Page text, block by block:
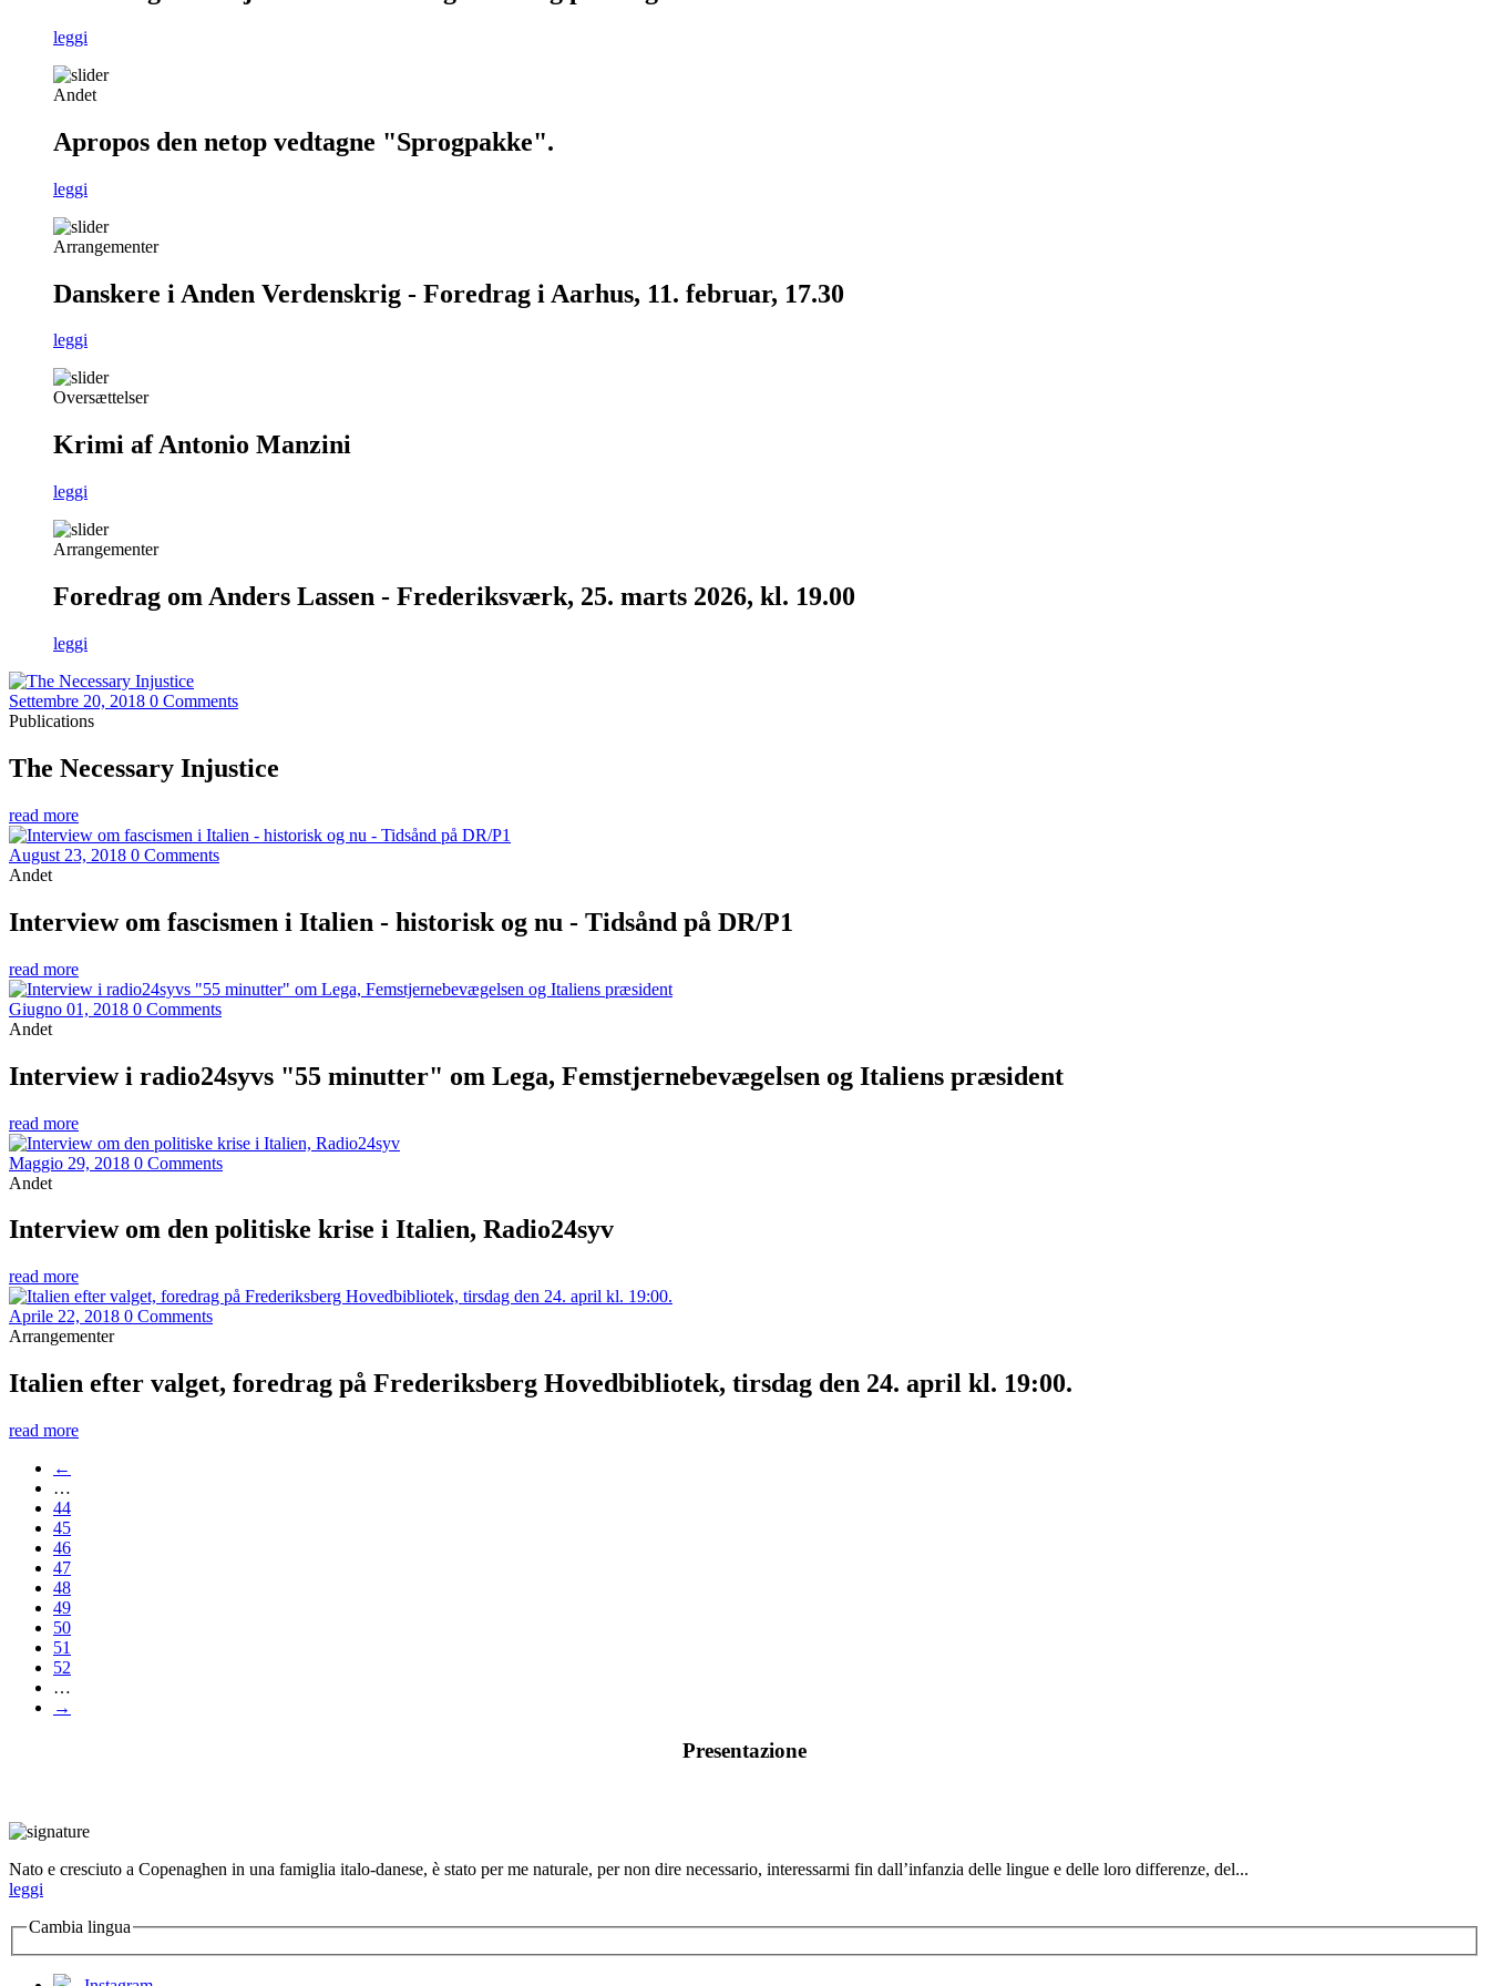
leggi
Andet
Apropos den netop vedtagne "Sprogpakke".
leggi
Arrangementer
Danskere i Anden Verdenskrig - Foredrag i Aarhus, 11. februar, 17.30
leggi
Oversættelser
Krimi af Antonio Manzini
leggi
Arrangementer
Foredrag om Anders Lassen - Frederiksværk, 25. marts 2026, kl. 19.00
leggi
Settembre 20, 2018 0 Comments
Publications
The Necessary Injustice
read more
August 23, 2018 0 Comments
Andet
Interview om fascismen i Italien - historisk og nu - Tidsånd på DR/P1
read more
Giugno 01, 2018 0 Comments
Andet
Interview i radio24syvs "55 minutter" om Lega, Femstjernebevægelsen og Italiens præsident
read more
Maggio 29, 2018 0 Comments
Andet
Interview om den politiske krise i Italien, Radio24syv
read more
Aprile 22, 2018 0 Comments
Arrangementer
Italien efter valget, foredrag på Frederiksberg Hovedbibliotek, tirsdag den 24. april kl. 19:00.
read more
←
…
44
45
46
47
48
49
50
51
52
…
→
Presentazione
Nato e cresciuto a Copenaghen in una famiglia italo-danese, è stato per me naturale, per non dire necessario, interessarmi fin dall’infanzia delle lingue e delle loro differenze, del...
leggi
Cambia lingua